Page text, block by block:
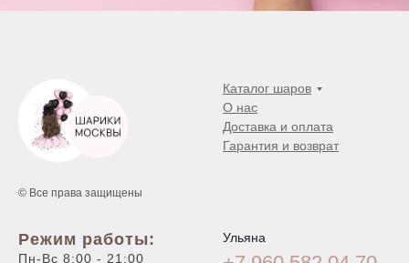
© Все права защищены
Каталог шаров
О нас
Доставка и оплата
Гарантия и возврат
Режим работы:
Пн-Вс 8:00 - 21:00
Ульяна